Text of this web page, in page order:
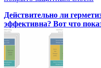
Действительно ли
эффективна? Вот что